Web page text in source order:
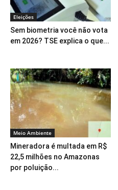
Eleições
Sem biometria você não vota
em 2026? TSE explica o que...
Meio Ambiente
Mineradora é multada em R$
22,5 milhões no Amazonas
por poluição...